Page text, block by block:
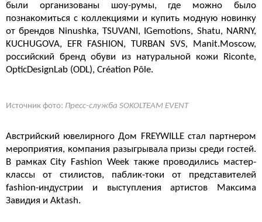
были организованы шоу-румы, где можно было
познакомиться с коллекциями и купить модную новинку
от брендов Ninushka, TSUVANI, IGemotions, Shatu, NARNY,
KUCHUGOVA, EFR FASHION, TURBAN SVS, Manit.Moscow,
российский бренд обуви из натуральной кожи Riconte,
OpticDesignLab (ODL), Création Pôle.
Источник фото: Пресс-служба SOKOLTEAM EVENT
Австрийский ювелирного Дом FREYWILLE стал партнером
мероприятия, компания разыгрывала призы среди гостей.
В рамках City Fashion Week также проводились мастер-
классы от стилистов, паблик-токи от представителей
fashion-индустрии и выступления артистов Максима
Завидия и Aktash.